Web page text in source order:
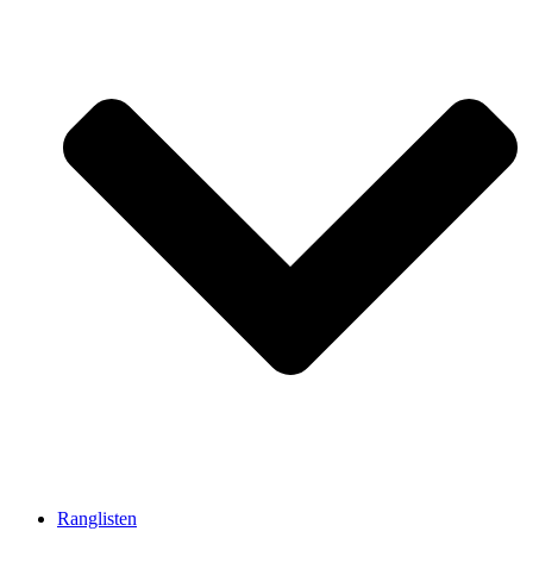
Ranglisten